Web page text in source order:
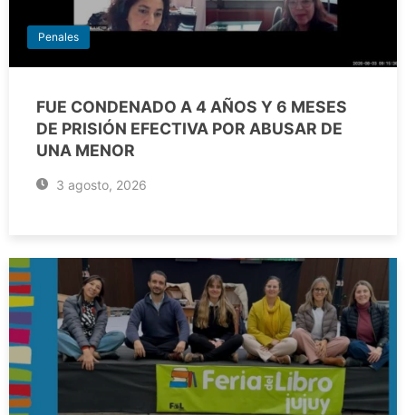
Penales
FUE CONDENADO A 4 AÑOS Y 6 MESES
DE PRISIÓN EFECTIVA POR ABUSAR DE
UNA MENOR
3 agosto, 2026